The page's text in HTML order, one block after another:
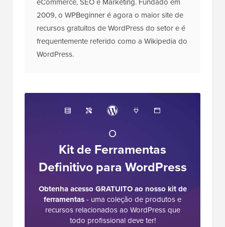
2009, o WPBeginner é agora o maior site de
recursos gratuitos de WordPress do setor e é
frequentemente referido como a Wikipedia do
WordPress.
O
Kit de Ferramentas
Definitivo para WordPress
Obtenha acesso GRATUITO ao nosso kit de
ferramentas- uma coleção de produtos e
recursos relacionados ao WordPress que
todo profissional deve ter!